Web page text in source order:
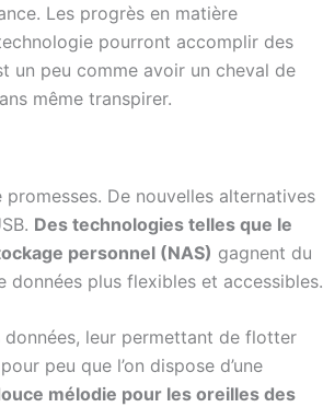
Les progrès en matière
pourront accomplir des
un peu comme avoir un cheval de
même transpirer.
De nouvelles alternatives
Des technologies telles que le
personnel (NAS) gagnent du
plus flexibles et accessibles.
leur permettant de flotter
peu que l’on dispose d’une
mélodie pour les oreilles des